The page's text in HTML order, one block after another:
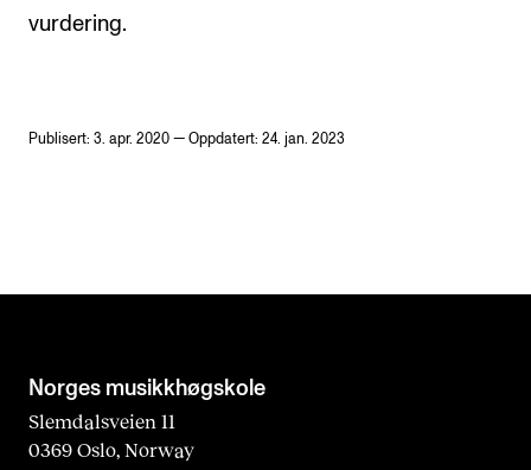
vurdering.
Publisert: 3. apr. 2020 — Oppdatert: 24. jan. 2023
Norges musikk­høgskole
Slemdalsveien 11
0369 Oslo, Norway